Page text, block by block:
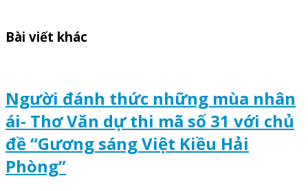
Bài viết khác
Người đánh thức những mùa nhân
ái- Thơ Văn dự thi mã số 31 với chủ
đề “Gương sáng Việt Kiều Hải
Phòng”